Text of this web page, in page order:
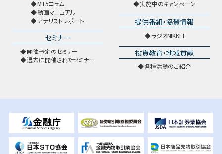
MT5コラム
動画マニュアル
アナリストレポート
セミナー
開催予定のセミナー
過去に開催されたセミナー
実施中のキャンペーン
提供番組・協賛情報
ラジオNIKKEI
投資教育・地域貢献
各種活動のご紹介